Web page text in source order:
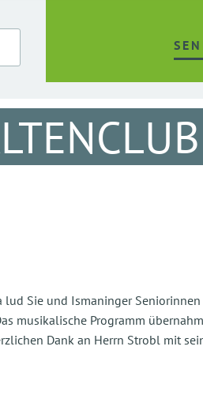
Sie und Ismaninger Seniorinnen
musikalische Programm
Dank an Herrn Strobl mit